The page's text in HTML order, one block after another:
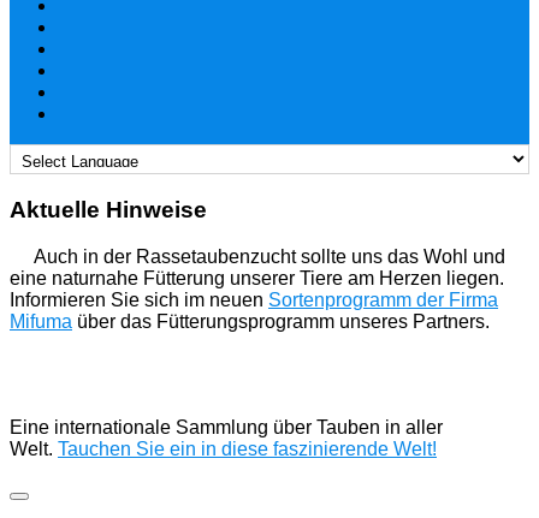
Aktuelle Hinweise
Auch in der Rassetaubenzucht sollte uns das Wohl und
eine naturnahe Fütterung unserer Tiere am Herzen liegen.
Informieren Sie sich im neuen Sortenprogramm der Firma
Mifuma über das Fütterungsprogramm unseres Partners.
Eine internationale Sammlung über Tauben in aller
Welt. Tauchen Sie ein in diese faszinierende Welt!